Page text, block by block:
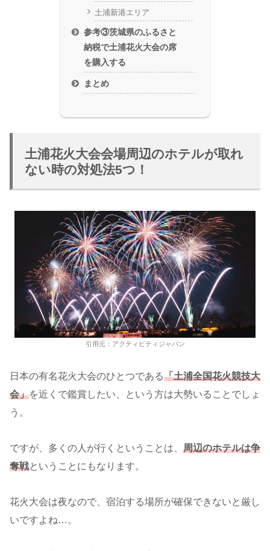
土浦新港エリア
参考③茨城県のふるさと
納税で土浦花火大会の席
を購入する
まとめ
土浦花火大会会場周辺のホテルが取れ
ない時の対処法5つ！
引用元：アクティビティジャパン
日本の有名花火大会のひとつである「土浦全国花火競技大
会」を近くで鑑賞したい、という方は大勢いることでしょ
う。
ですが、多くの人が行くということは、 周辺のホテルは争
奪戦ということにもなります。
花火大会は夜なので、宿泊する場所が確保できないと厳し
いですよね…。